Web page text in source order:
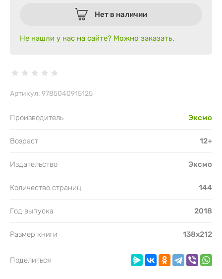
Нет в наличии
Не нашли у нас на сайте? Можно заказать.
Артикул: 9785040915125
Производитель Эксмо
Возраст 12+
Издательство Эксмо
Количество страниц 144
Год выпуска 2018
Размер книги 138х212
Поделиться